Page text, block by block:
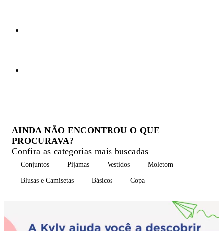
AINDA NÃO ENCONTROU O QUE
PROCURAVA?
Confira as categorias mais buscadas
Conjuntos Pijamas Vestidos Moletom
Blusas e Camisetas Básicos Copa